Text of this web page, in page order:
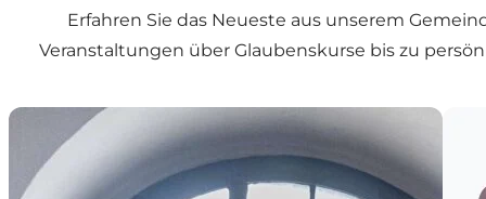
Erfahren Sie das Neueste aus unserem
Veranstaltungen über Glaubenskurse bis zu